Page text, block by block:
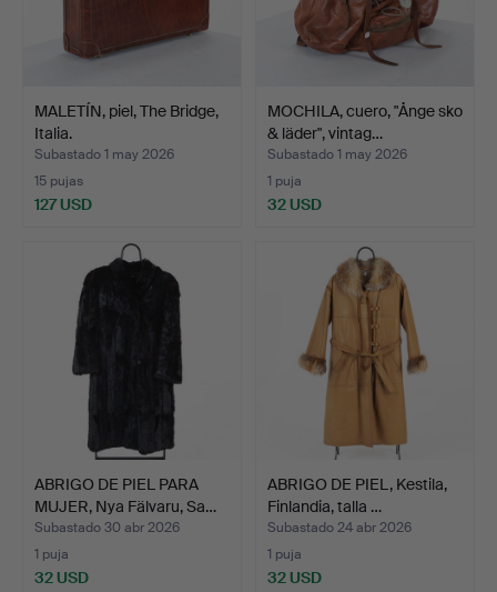
MALETÍN, piel, The Bridge,
Italia.
Subastado 1 may 2026
15 pujas
127 USD
MOCHILA, cuero, "Ånge sko
& läder", vintag…
Subastado 1 may 2026
1 puja
32 USD
ABRIGO DE PIEL PARA
MUJER, Nya Fälvaru, Sa…
Subastado 30 abr 2026
1 puja
32 USD
ABRIGO DE PIEL, Kestila,
Finlandia, talla …
Subastado 24 abr 2026
1 puja
32 USD